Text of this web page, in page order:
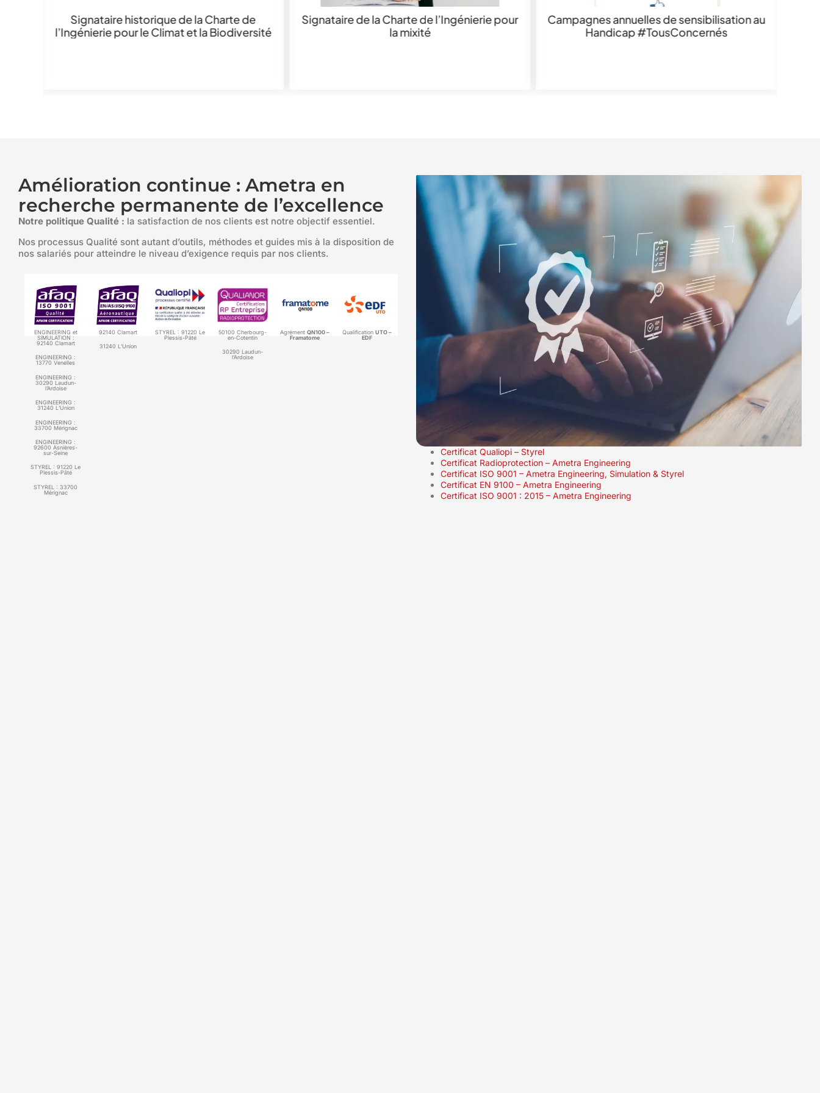
Signataire historique de la Charte de
l’Ingénierie pour le Climat et la Biodiversité
Signataire de la Charte de l’Ingénierie pour
la mixité
Campagnes annuelles de sensibilisation au
Handicap #TousConcernés
Amélioration continue : Ametra en
recherche permanente de l’excellence
Notre politique Qualité : la satisfaction de nos clients est notre objectif essentiel.
Nos processus Qualité sont autant d’outils, méthodes et guides mis à la disposition de
nos salariés pour atteindre le niveau d’exigence requis par nos clients.
ENGINEERING et
SIMULATION :
92140 Clamart
ENGINEERING :
13770 Venelles
ENGINEERING :
30290 Laudun-
l’Ardoise
ENGINEERING :
31240 L’Union
ENGINEERING :
33700 Mérignac
ENGINEERING :
92600 Asnières-
sur-Seine
STYREL : 91220 Le
Plessis-Pâté
STYREL : 33700
Mérignac
92140 Clamart
31240 L’Union
STYREL : 91220 Le
Plessis-Pâté
50100 Cherbourg-
en-Cotentin
30290 Laudun-
l’Ardoise
Agrément QN100 –
Framatome
Qualification UTO –
EDF
Certificat Qualiopi – Styrel
Certificat Radioprotection – Ametra Engineering
Certificat ISO 9001 – Ametra Engineering, Simulation & Styrel
Certificat EN 9100 – Ametra Engineering
Certificat ISO 9001 : 2015 – Ametra Engineering